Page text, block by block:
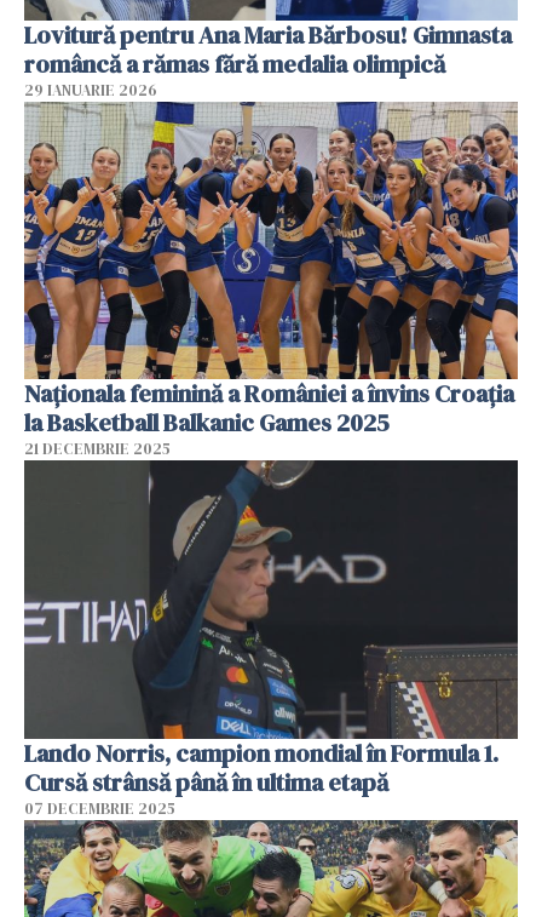
Lovitură pentru Ana Maria Bărbosu! Gimnasta
româncă a rămas fără medalia olimpică
29 IANUARIE 2026
Naționala feminină a României a învins Croația
la Basketball Balkanic Games 2025
21 DECEMBRIE 2025
Lando Norris, campion mondial în Formula 1.
Cursă strânsă până în ultima etapă
07 DECEMBRIE 2025